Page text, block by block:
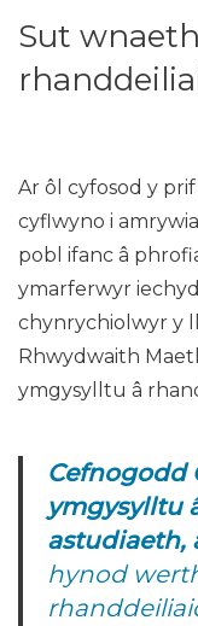
Sut
Ar ôl cyfosod y
cyflwyno i
pobl ifanc â
ymarferwyr
chynrychiolwyr y
Rhwydwaith
ymgysylltu â
Cefnogodd
ymgysylltu
astudiaeth,
hynod